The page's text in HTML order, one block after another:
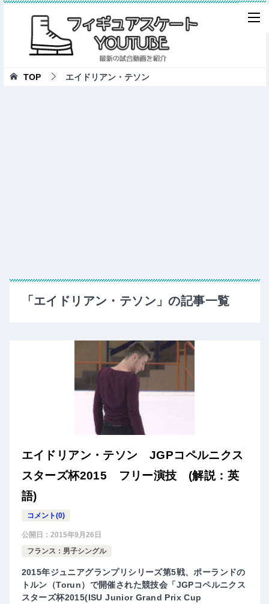
TOP エイドリアン・テソン
「エイドリアン・テソン」の記事一覧
エイドリアン・テソン JGPコペルニクス
スターズ杯2015 フリー演技 (解説：英
語)
コメント(0)
公開日： 2015年9月26日
フランス：男子シングル
2015年ジュニアグランプリシリーズ第5戦、ポーランドの
トルン（Torun）で開催された競技会「JGPコペルニクス
スターズ杯2015(ISU Junior Grand Prix Cup